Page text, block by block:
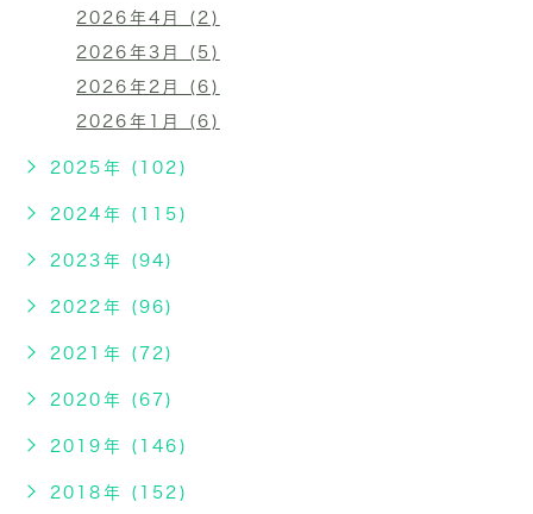
2026年4月 (2)
2026年3月 (5)
2026年2月 (6)
2026年1月 (6)
2025年 (102)
2024年 (115)
2023年 (94)
2022年 (96)
2021年 (72)
2020年 (67)
2019年 (146)
2018年 (152)